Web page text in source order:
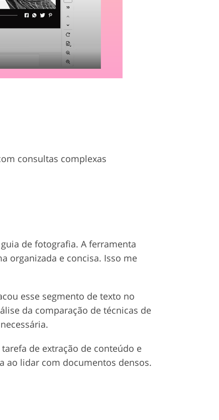
consultas complexas
de fotografia. A ferramenta
organizada e concisa. Isso me
esse segmento de texto no
da comparação de técnicas de
de extração de conteúdo e
ao lidar com documentos densos.